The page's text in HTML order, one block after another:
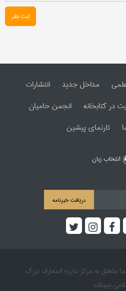
ثبت نظر
مداخل جدید
انتشارات
در کتابخانه
انجمن حامیان
تارنمای پیشین
انتخاب زبان
دریافت خبرنامه
متعلق به مرکز دایره المعارف بزرگ
میباشد